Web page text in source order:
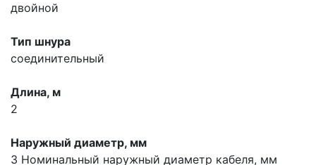
двойной
Тип шнура
соединительный
Длина, м
2
Наружный диаметр, мм
3 Номинальный наружный диаметр кабеля, мм